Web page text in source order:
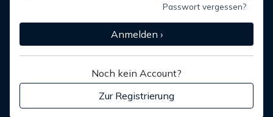
Passwort vergessen?
Anmelden ›
Noch kein Account?
Zur Registrierung